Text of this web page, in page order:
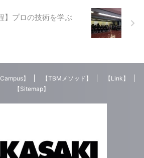
のこ
生同
場を作
街地です。古い町並みがとても心
地よく学生たちもお気に入り！！
美術館の外にある巨大オブジ
】プロの技術を学ぶ
】 【TBMメソッド】
【Link】
【Sitemap】